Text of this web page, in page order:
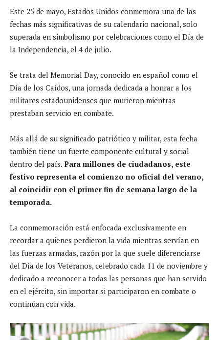
Este 25 de mayo, Estados Unidos conmemora una de las
fechas más significativas de su calendario nacional, solo
superada en simbolismo por celebraciones como el Día de
la Independencia, el 4 de julio.
Se trata del Memorial Day, conocido en español como el
Día de los Caídos, una jornada dedicada a honrar a los
militares estadounidenses que murieron mientras
prestaban servicio en combate.
Más allá de su significado patriótico y militar, esta fecha
también tiene un fuerte componente cultural y social
dentro del país. Para millones de ciudadanos, este
festivo representa el comienzo no oficial del verano,
al coincidir con el primer fin de semana largo de la
temporada.
La conmemoración está enfocada exclusivamente en
recordar a quienes perdieron la vida mientras servían en
las fuerzas armadas, razón por la que suele diferenciarse
del Día de los Veteranos, celebrado cada 11 de noviembre y
dedicado a reconocer a todas las personas que han servido
en el ejército, sin importar si participaron en combate o
continúan con vida.